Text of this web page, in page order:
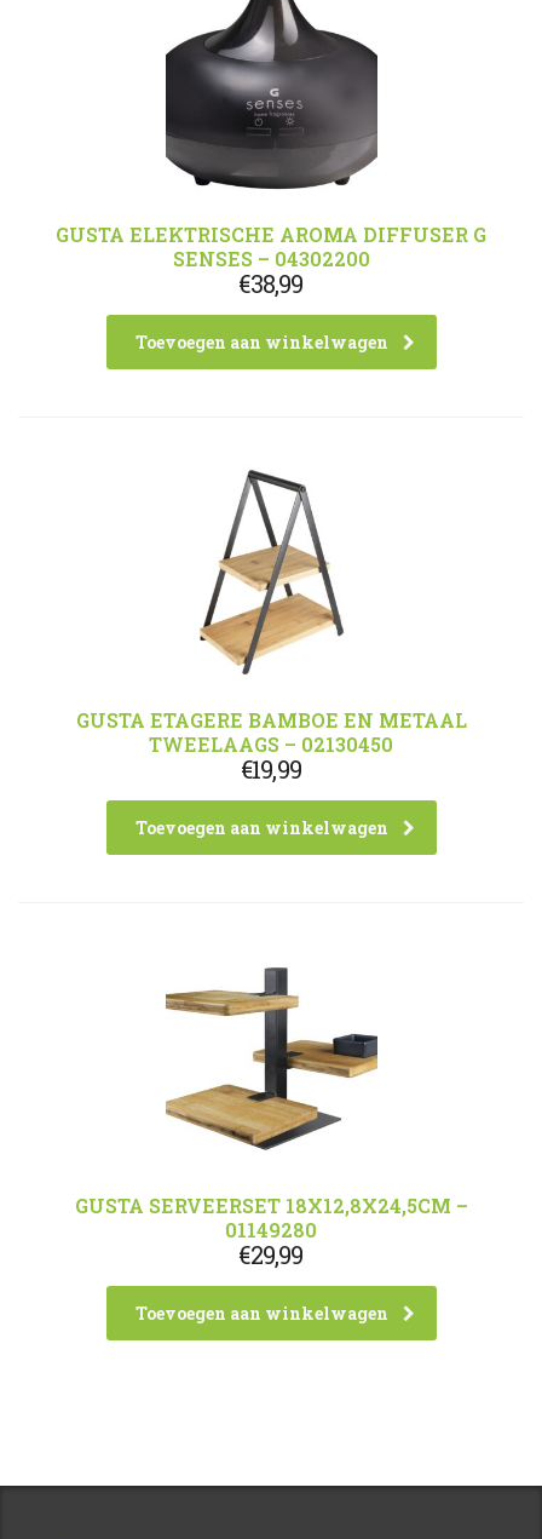
GUSTA ELEKTRISCHE AROMA DIFFUSER G
SENSES – 04302200
€38,99
Toevoegen aan winkelwagen
GUSTA ETAGERE BAMBOE EN METAAL
TWEELAAGS – 02130450
€19,99
Toevoegen aan winkelwagen
GUSTA SERVEERSET 18X12,8X24,5CM –
01149280
€29,99
Toevoegen aan winkelwagen